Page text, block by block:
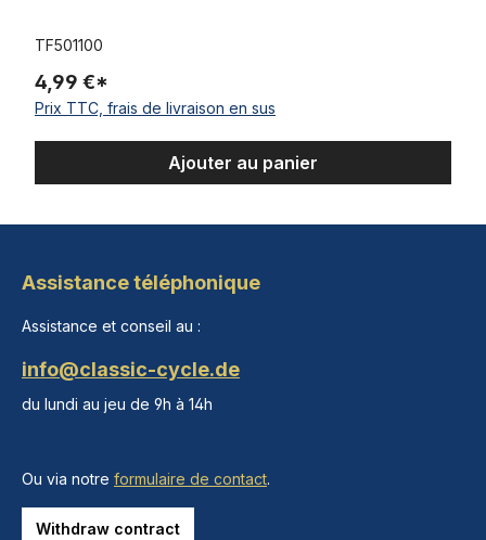
TF501100
4,99 €*
Prix TTC, frais de livraison en sus
Ajouter au panier
Assistance téléphonique
Assistance et conseil au :
info@classic-cycle.de
du lundi au jeu de 9h à 14h
Ou via notre formulaire de contact.
Withdraw contract